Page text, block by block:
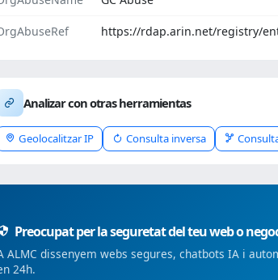
https://rdap.arin.net/registry/
Analizar con otras herramientas
Geolocalitzar IP Consulta inversa
Preocupat per la seguretat del teu web o
ALMC dissenyem webs segures, chatbots IA i
24h.